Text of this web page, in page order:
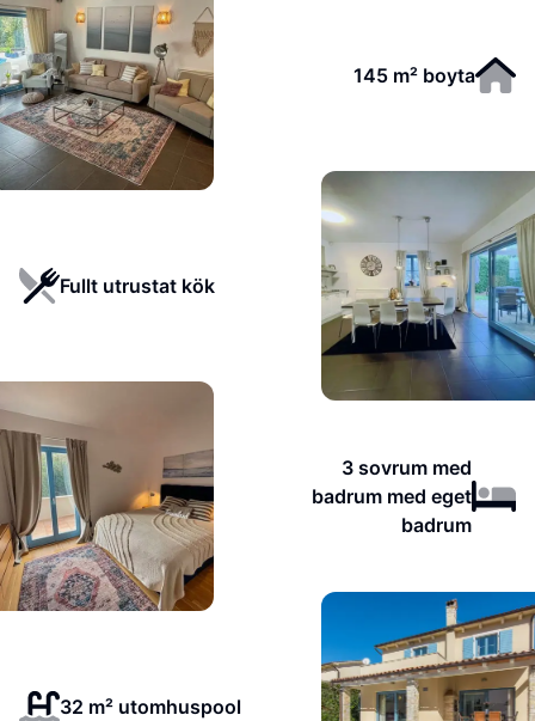
145 m² boyta
Fullt utrustat kök
3 sovrum med
badrum med eget
badrum
32 m² utomhuspool